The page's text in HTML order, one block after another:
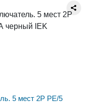
5 мест 2Р PE/5